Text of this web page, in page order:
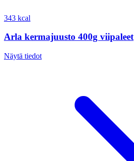
343 kcal
Arla kermajuusto 400g viipaleet
Näytä tiedot